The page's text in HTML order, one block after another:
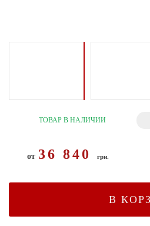
ТОВАР В НАЛИЧИИ
от 36 840 грн.
В